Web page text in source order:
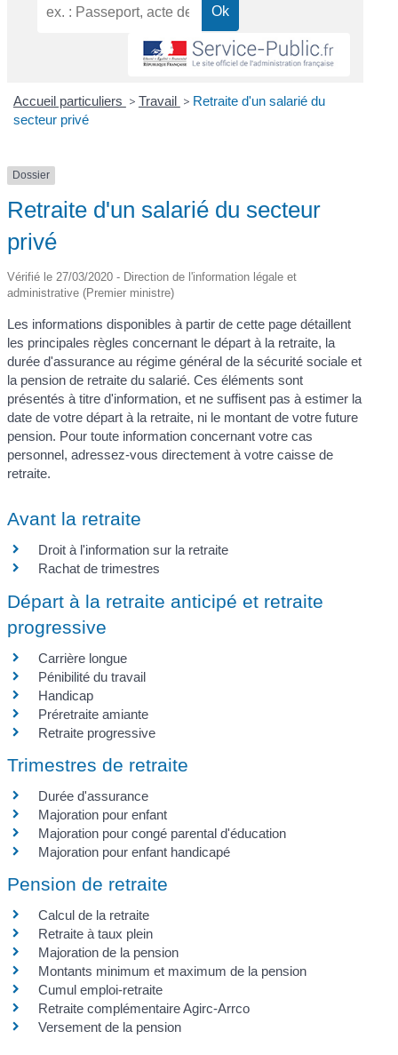
Accueil particuliers > Travail > Retraite d'un salarié du
secteur privé
Dossier
Retraite d'un salarié du secteur
privé
Vérifié le 27/03/2020 - Direction de l'information légale et
administrative (Premier ministre)
Les informations disponibles à partir de cette page détaillent
les principales règles concernant le départ à la retraite, la
durée d'assurance au régime général de la sécurité sociale et
la pension de retraite du salarié. Ces éléments sont
présentés à titre d'information, et ne suffisent pas à estimer la
date de votre départ à la retraite, ni le montant de votre future
pension. Pour toute information concernant votre cas
personnel, adressez-vous directement à votre caisse de
retraite.
Avant la retraite
Droit à l'information sur la retraite
Rachat de trimestres
Départ à la retraite anticipé et retraite
progressive
Carrière longue
Pénibilité du travail
Handicap
Préretraite amiante
Retraite progressive
Trimestres de retraite
Durée d'assurance
Majoration pour enfant
Majoration pour congé parental d'éducation
Majoration pour enfant handicapé
Pension de retraite
Calcul de la retraite
Retraite à taux plein
Majoration de la pension
Montants minimum et maximum de la pension
Cumul emploi-retraite
Retraite complémentaire Agirc-Arrco
Versement de la pension